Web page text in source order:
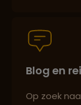
Blog en
Op zoek